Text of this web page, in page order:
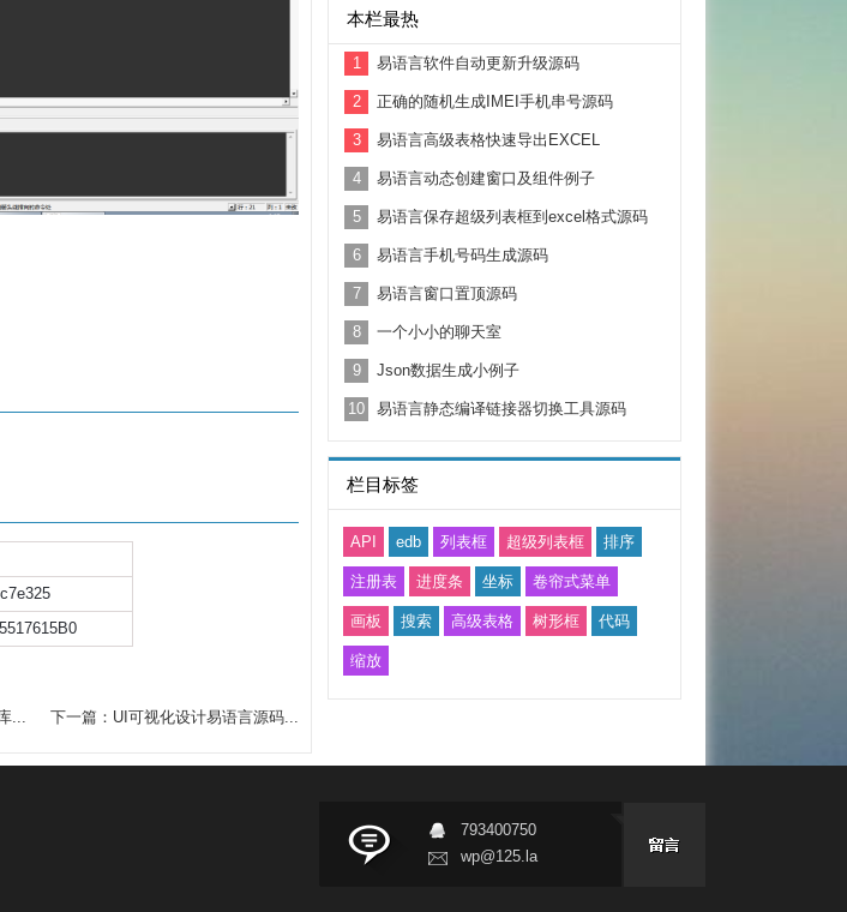
... 下一篇：UI可视化设计易语言源码...
本栏最热
1 易语言软件自动更新升级源码
2 正确的随机生成IMEI手机串号源码
3 易语言高级表格快速导出EXCEL
4 易语言动态创建窗口及组件例子
5 易语言保存超级列表框到excel格式源码
6 易语言手机号码生成源码
7 易语言窗口置顶源码
8 一个小小的聊天室
9 Json数据生成小例子
10 易语言静态编译链接器切换工具源码
栏目标签
API edb 列表框 超级列表框 排序
注册表 进度条 坐标 卷帘式菜单
画板 搜索 高级表格 树形框 代码
缩放
793400750
wp@125.la